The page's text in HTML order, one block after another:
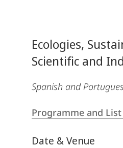
Ecologies,
Scientific and
Spanish and
Programme and
Date & Venue